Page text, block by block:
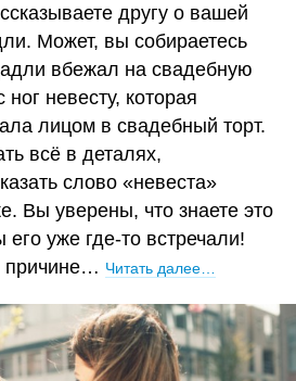
другу о вашей
Может, вы собираетесь
вбежал на свадебную
невесту, которая
лицом в свадебный торт.
всё в деталях,
слово «невеста»
Вы уверены, что знаете это
уже где-то встречали!
причине… Читать далее…